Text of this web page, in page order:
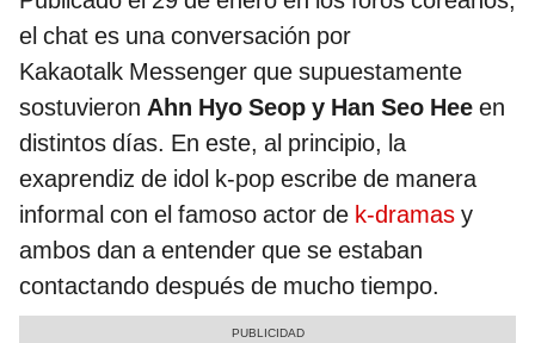
el chat es una conversación por
Kakaotalk Messenger que supuestamente
sostuvieron Ahn Hyo Seop y Han Seo Hee en
distintos días. En este, al principio, la
exaprendiz de idol k-pop escribe de manera
informal con el famoso actor de k-dramas y
ambos dan a entender que se estaban
contactando después de mucho tiempo.